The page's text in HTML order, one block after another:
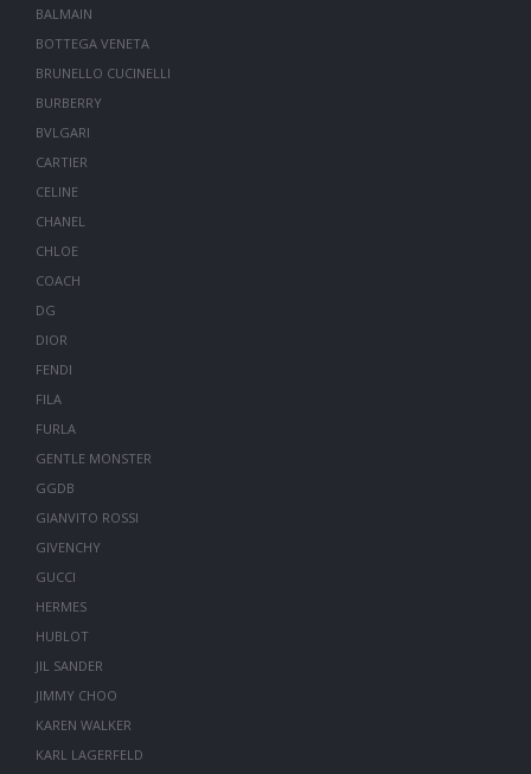
BALMAIN
BOTTEGA VENETA
BRUNELLO CUCINELLI
BURBERRY
BVLGARI
CARTIER
CELINE
CHANEL
CHLOE
COACH
DG
DIOR
FENDI
FILA
FURLA
GENTLE MONSTER
GGDB
GIANVITO ROSSI
GIVENCHY
GUCCI
HERMES
HUBLOT
JIL SANDER
JIMMY CHOO
KAREN WALKER
KARL LAGERFELD